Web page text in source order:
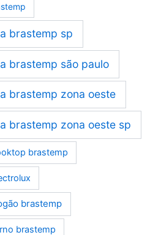
brastemp sp
brastemp são paulo
brastemp zona oeste
brastemp zona oeste sp
brastemp
brastemp
brastemp